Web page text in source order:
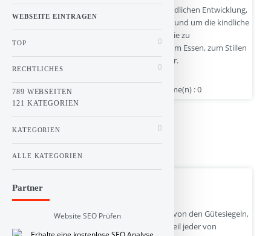
Webseite von Herbert Renz-Polster zur kindlichen Entwicklung,
Pädagogik und Erziehung. Informationen rund um die kindliche
Entwicklung, die kindliche Gesundheit sowie zu
Erziehungsfragen. Fragen zum Schlafen, zum Essen, zum Stillen
oder zur Förderung und Bildung der Kinder.
www.kinder-verstehen.de | Hits : 1 | Stimme(n) : 0
Kategorie :Linkbuch>Familie und Kinder
RSS Feed:kinder-verstehen.de Feed
Genau, wie gut, wenn wir da wegkommen von den Gütesiegeln,
denn für jede(n) ist "gut" etwas anderes, weil jeder von
WEBSEITE EINTRAGEN
TOP
RECHTLICHES
789 WEBSEITEN
121 KATEGORIEN
KATEGORIEN
ALLE KATEGORIEN
Partner
Website SEO Prüfen